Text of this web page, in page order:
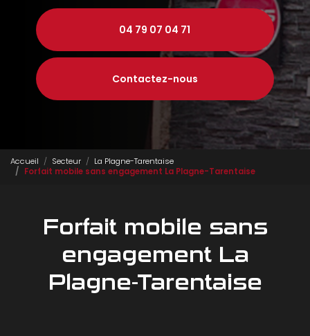
04 79 07 04 71
Contactez-nous
Accueil Secteur
La Plagne-Tarentaise
Forfait mobile sans engagement La Plagne-Tarentaise
Forfait mobile sans
engagement La
Plagne-Tarentaise